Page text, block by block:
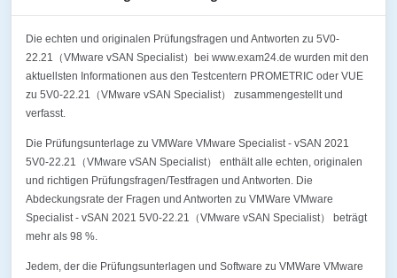
Die echten und originalen Prüfungsfragen und Antworten zu 5V0-
22.21（VMware vSAN Specialist）bei www.exam24.de wurden mit den
aktuellsten Informationen aus den Testcentern PROMETRIC oder VUE
zu 5V0-22.21（VMware vSAN Specialist） zusammengestellt und
verfasst.
Die Prüfungsunterlage zu VMWare VMware Specialist - vSAN 2021
5V0-22.21（VMware vSAN Specialist） enthält alle echten, originalen
und richtigen Prüfungsfragen/Testfragen und Antworten. Die
Abdeckungsrate der Fragen und Antworten zu VMWare VMware
Specialist - vSAN 2021 5V0-22.21（VMware vSAN Specialist） beträgt
mehr als 98 %.
Jedem, der die Prüfungsunterlagen und Software zu VMWare VMware